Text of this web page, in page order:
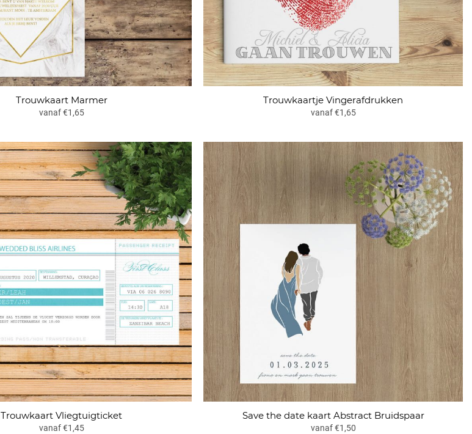
Trouwkaart Marmer
vanaf €1,65
Trouwkaartje Vingerafdrukken
vanaf €1,65
Trouwkaart Vliegtuigticket
vanaf €1,45
Save the date kaart Abstract Bruidspaar
vanaf €1,50